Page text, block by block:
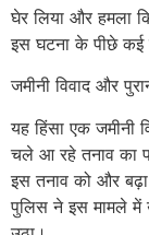
घेर लिया और हमला
इस घटना के पीछे कई
जमीनी विवाद और
यह हिंसा एक जमीनी
चले आ रहे तनाव का
इस तनाव को और बढ़ा
पुलिस ने इस मामले में